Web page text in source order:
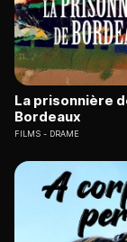
La prisonnière
Bordeaux
FILMS DRAME